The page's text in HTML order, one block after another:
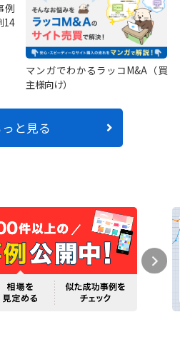
例
14
マンガでわかるラッコM&A（買
主様向け）
と見る